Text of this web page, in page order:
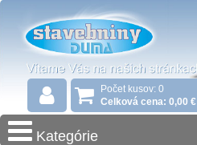
Počet kusov: 0
Celková cena: 0,00 €
Kategórie